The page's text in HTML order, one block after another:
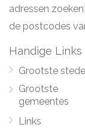
adressen
de postcodes
Handige Links
Grootste
Grootste
gemeentes
Links